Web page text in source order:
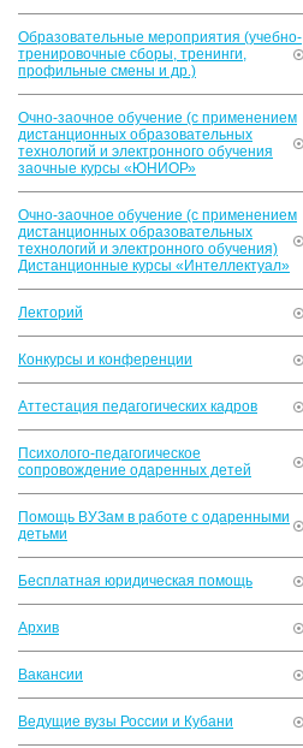
Образовательные мероприятия (учебно-
тренировочные сборы, тренинги,
профильные смены и др.)
Очно-заочное обучение (с применением
дистанционных образовательных
технологий и электронного обучения
заочные курсы «ЮНИОР»
Очно-заочное обучение (с применением
дистанционных образовательных
технологий и электронного обучения)
Дистанционные курсы «Интеллектуал»
Лекторий
Конкурсы и конференции
Аттестация педагогических кадров
Психолого-педагогическое
сопровождение одаренных детей
Помощь ВУЗам в работе с одаренными
детьми
Бесплатная юридическая помощь
Архив
Вакансии
Ведущие вузы России и Кубани